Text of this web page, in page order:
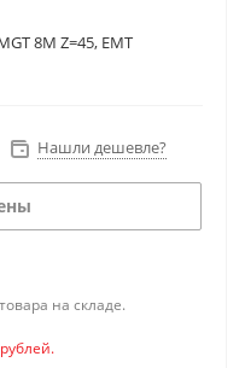
8M Z=45, EMT
Нашли дешевле?
на складе.